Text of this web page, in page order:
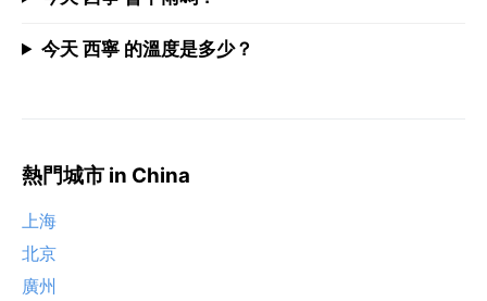
今天 西寧 的溫度是多少？
熱門城市 in China
上海
北京
廣州